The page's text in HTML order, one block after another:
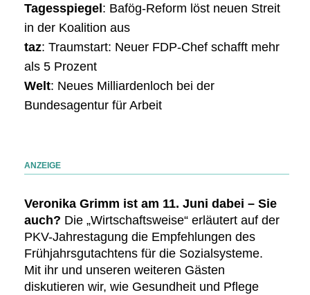
Tagesspiegel: Bafög-Reform löst neuen Streit
in der Koalition aus
taz: Traumstart: Neuer FDP-Chef schafft mehr
als 5 Prozent
Welt: Neues Milliardenloch bei der
Bundesagentur für Arbeit
ANZEIGE
Veronika Grimm ist am 11. Juni dabei – Sie
auch? Die „Wirtschaftsweise“ erläutert auf der
PKV-Jahrestagung die Empfehlungen des
Frühjahrsgutachtens für die Sozialsysteme.
Mit ihr und unseren weiteren Gästen
diskutieren wir, wie Gesundheit und Pflege